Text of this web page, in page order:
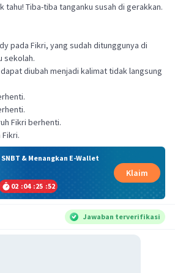
tahu! Tiba-tiba tanganku susah di gerakkan.
pada Fikri, yang sudah ditunggunya di
sekolah.
diubah menjadi kalimat tidak langsung
Fikri berhenti.
& Menangkan E-Wallet
02 :04 :25 :51
Klaim
Jawaban terverifikasi